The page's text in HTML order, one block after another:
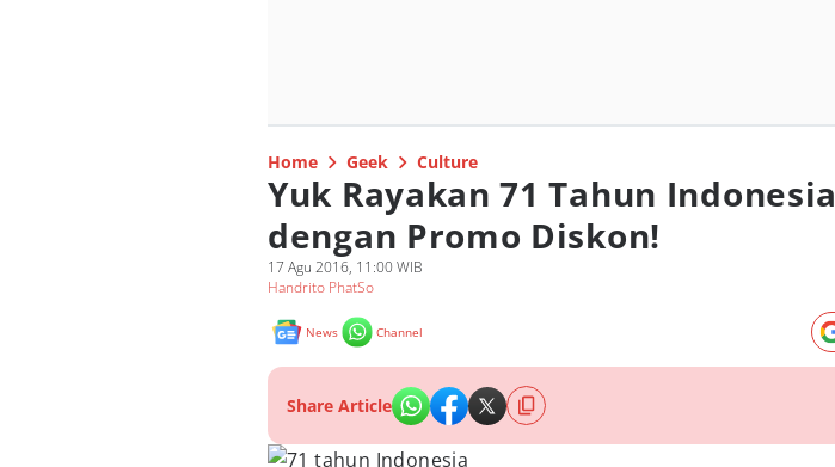
Home Geek Culture
Yuk Rayakan 71 Tahun Indonesia
dengan Promo Diskon!
17 Agu 2016, 11:00 WIB
Handrito PhatSo
News Channel
Share Article